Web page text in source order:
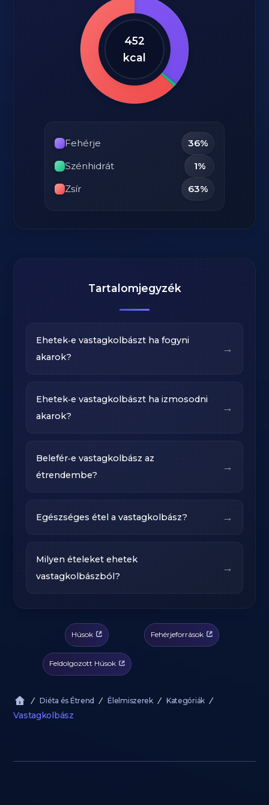
452
kcal
Fehérje
36%
Szénhidrát
1%
Zsír
63%
Tartalomjegyzék
Ehetek‑e vastagkolbászt ha fogyni
akarok?
→
Ehetek‑e vastagkolbászt ha izmosodni
akarok?
→
Belefér‑e vastagkolbász az
étrendembe?
→
Egészséges étel a vastagkolbász? →
Milyen ételeket ehetek
vastagkolbászból?
→
Húsok Fehérjeforrások
Feldolgozott Húsok
Diéta és Étrend Élelmiszerek Kategóriák
Vastagkolbász